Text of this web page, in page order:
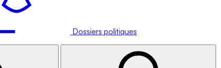
Dossiers politiques